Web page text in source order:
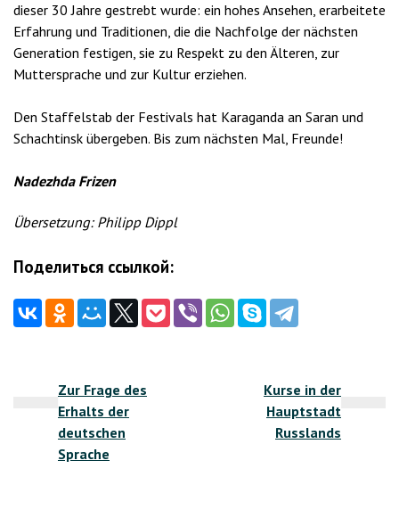
dieser 30 Jahre gestrebt wurde: ein hohes Ansehen, erarbeitete
Erfahrung und Traditionen, die die Nachfolge der nächsten
Generation festigen, sie zu Respekt zu den Älteren, zur
Muttersprache und zur Kultur erziehen.
Den Staffelstab der Festivals hat Karaganda an Saran und
Schachtinsk übergeben. Bis zum nächsten Mal, Freunde!
Nadezhda Frizen
Übersetzung: Philipp Dippl
Поделиться ссылкой:
Zur Frage des
Erhalts der
deutschen
Sprache
Kurse in der
Hauptstadt
Russlands